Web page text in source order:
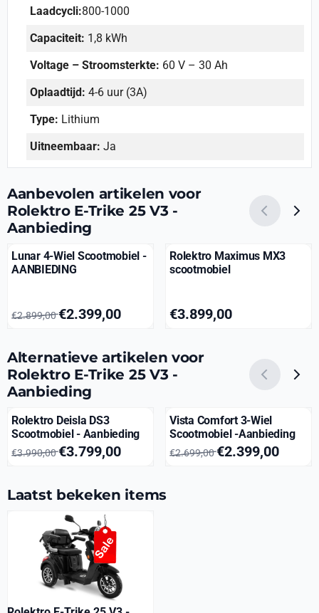
Laadcycli:800-1000
Capaciteit: 1,8 kWh
Voltage – Stroomsterkte: 60 V – 30 Ah
Oplaadtijd: 4-6 uur (3A)
Type: Lithium
Uitneembaar: Ja
Aanbevolen artikelen voor
Rolektro E-Trike 25 V3 -
Aanbieding
Lunar 4-Wiel Scootmobiel -
AANBIEDING
Van 2 899,00 voor 2 399,00
€2.899,00€2.399,00
Rolektro Maximus MX3
scootmobiel
Prijs: 3 899,00
€3.899,00
Alternatieve artikelen voor
Rolektro E-Trike 25 V3 -
Aanbieding
Rolektro Deisla DS3
Scootmobiel - Aanbieding
Van 3 990,00 voor 3 799,00
€3.990,00€3.799,00
Vista Comfort 3-Wiel
Scootmobiel -Aanbieding
Van 2 699,00 voor 2 399,00
€2.699,00€2.399,00
Laatst bekeken items